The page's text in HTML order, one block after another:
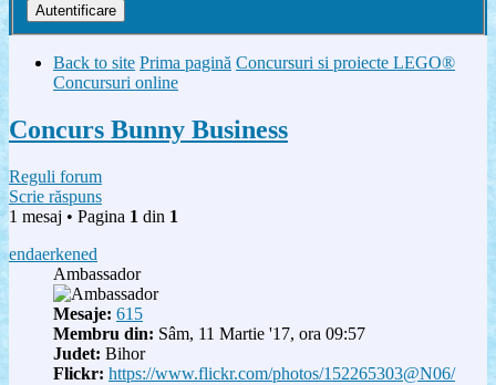
Back to site Prima pagină Concursuri si proiecte LEGO®
Concursuri online
Concurs Bunny Business
Reguli forum
Scrie răspuns
1 mesaj • Pagina 1 din 1
endaerkened
Ambassador
Mesaje: 615
Membru din: Sâm, 11 Martie '17, ora 09:57
Judet: Bihor
Flickr: https://www.flickr.com/photos/152265303@N06/